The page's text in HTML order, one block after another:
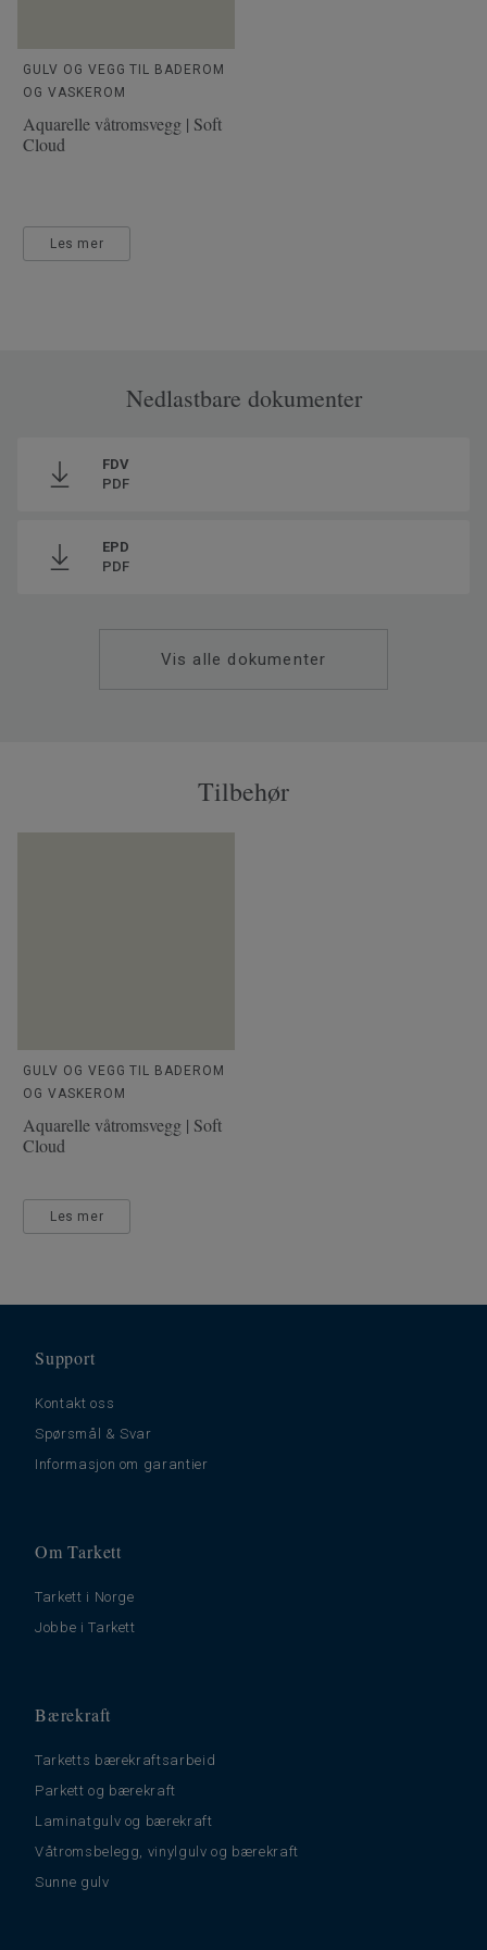
GULV OG VEGG TIL BADEROM
OG VASKEROM
Aquarelle våtromsvegg | Soft
Cloud
Les mer
Nedlastbare dokumenter
FDV
PDF
EPD
PDF
Vis alle dokumenter
Tilbehør
GULV OG VEGG TIL BADEROM
OG VASKEROM
Aquarelle våtromsvegg | Soft
Cloud
Les mer
Support
Kontakt oss
Spørsmål & Svar
Informasjon om garantier
Om Tarkett
Tarkett i Norge
Jobbe i Tarkett
Bærekraft
Tarketts bærekraftsarbeid
Parkett og bærekraft
Laminatgulv og bærekraft
Våtromsbelegg, vinylgulv og bærekraft
Sunne gulv